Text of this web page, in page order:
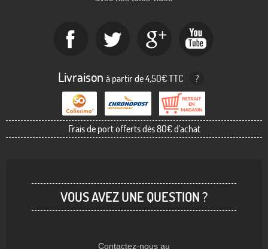
Livraison à partir de 4,50€ TTC ?
Frais de port offerts dès 80€ d'achat
VOUS AVEZ UNE QUESTION ?
Contactez-nous au